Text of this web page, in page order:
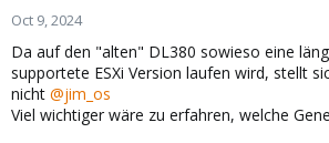
Oct 9, 2024
Da auf den "alten" DL380 sowieso eine
supportete ESXi Version laufen wird, stellt
nicht @jim_os
Viel wichtiger wäre zu erfahren, welche